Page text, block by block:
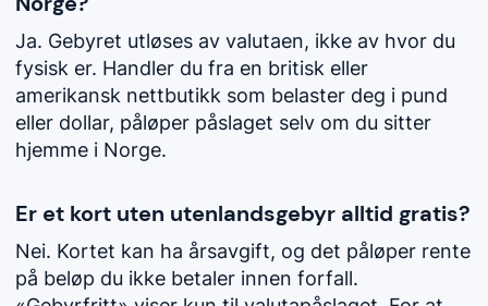
Ja. Gebyret utløses av valutaen, ikke av hvor du
fysisk er. Handler du fra en britisk eller
amerikansk nettbutikk som belaster deg i pund
eller dollar, påløper påslaget selv om du sitter
hjemme i Norge.
Er et kort uten utenlandsgebyr alltid gratis?
Nei. Kortet kan ha årsavgift, og det påløper rente
på beløp du ikke betaler innen forfall.